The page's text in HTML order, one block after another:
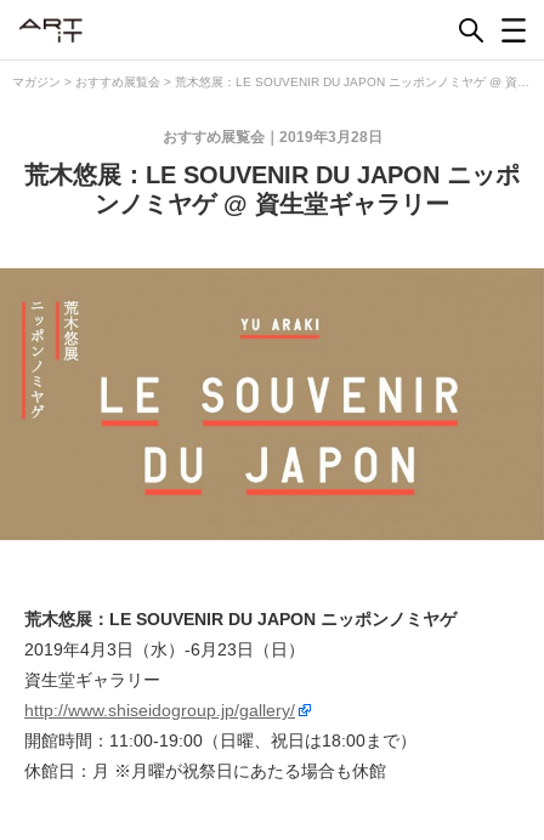
マガジン > おすすめ展覧会 > 荒木悠展：LE SOUVENIR DU JAPON ニッポンノミヤゲ @ 資生
2019年3月28日
おすすめ展覧会
荒木悠展：LE SOUVENIR DU JAPON ニッポ
ンノミヤゲ @ 資生堂ギャラリー
荒木悠展：LE SOUVENIR DU JAPON ニッポンノミヤゲ
2019年4月3日（水）-6月23日（日）
資生堂ギャラリー
http://www.shiseidogroup.jp/gallery/
開館時間：11:00-19:00（日曜、祝日は18:00まで）
休館日：月 ※月曜が祝祭日にあたる場合も休館